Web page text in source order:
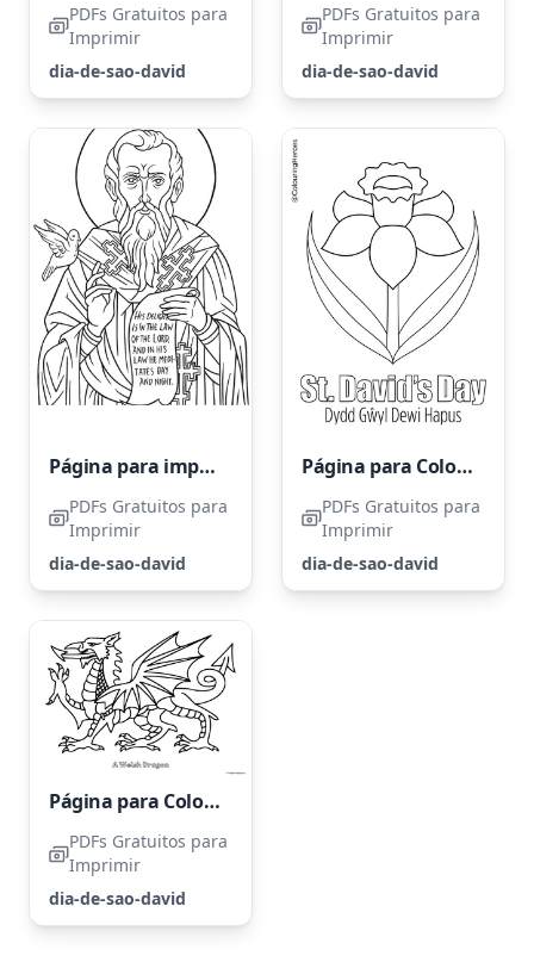
PDFs Gratuitos para
Imprimir
dia-de-sao-david
PDFs Gratuitos para
Imprimir
dia-de-sao-david
Página para imprimir de São David
PDFs Gratuitos para
Imprimir
dia-de-sao-david
Página para Colorir de Narciso
PDFs Gratuitos para
Imprimir
dia-de-sao-david
Página para Colorir para o Dia de São David
PDFs Gratuitos para
Imprimir
dia-de-sao-david